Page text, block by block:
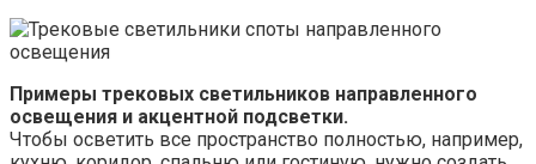
Примеры трековых светильников направленного
освещения и акцентной подсветки.
Чтобы осветить все пространство полностью, например,